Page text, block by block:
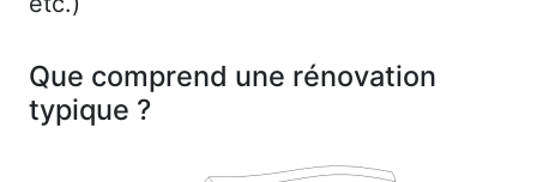
Que comprend une rénovation
typique ?